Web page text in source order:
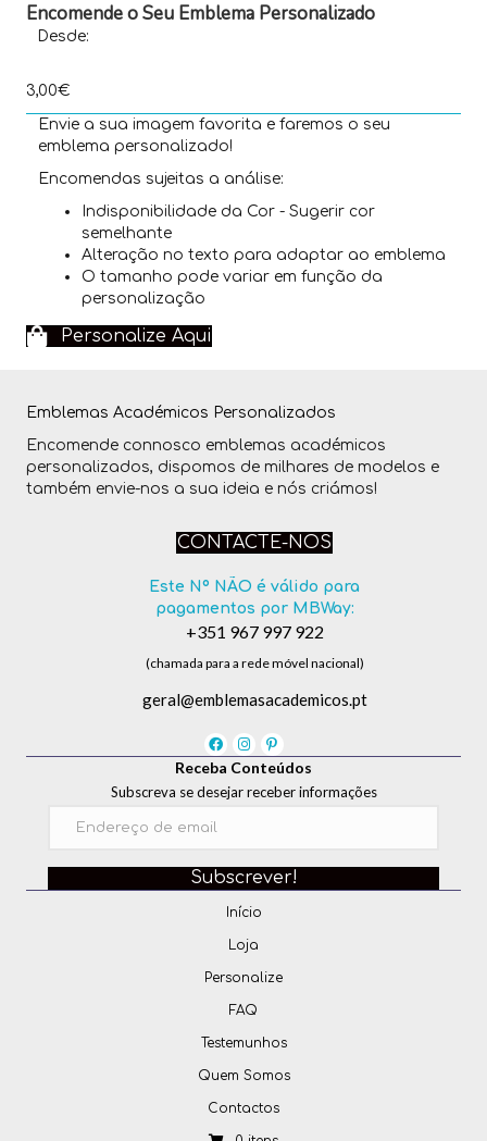
Encomende o Seu Emblema Personalizado
Desde:
3,00€
Envie a sua imagem favorita e faremos o seu
emblema personalizado!
Encomendas sujeitas a análise:
Indisponibilidade da Cor - Sugerir cor
semelhante
Alteração no texto para adaptar ao emblema
O tamanho pode variar em função da
personalização
Personalize Aqui
Emblemas Académicos Personalizados
Encomende connosco emblemas académicos
personalizados, dispomos de milhares de modelos e
também envie-nos a sua ideia e nós criámos!
CONTACTE-NOS
Este Nº NÃO é válido para
pagamentos por MBWay:
+351 967 997 922
(chamada para a rede móvel nacional)
geral@emblemasacademicos.pt
Receba Conteúdos
Subscreva se desejar receber informações
Subscrever!
Início
Loja
Personalize
FAQ
Testemunhos
Quem Somos
Contactos